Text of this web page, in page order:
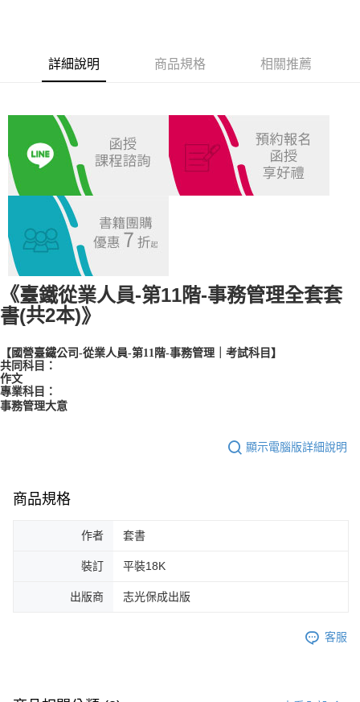
7-11取貨付款
付款後7-11取貨.
每筆NT$100，滿NT$1,000(含以上)免運費
宅配
每筆NT$100，滿NT$1,000(含以上)免運費
外島郵寄
每筆NT$100，滿NT$1,000(含以上)免運費
詳細說明 商品規格 相關推薦
《臺鐵從業人員-第11階-事務管理全套套
書(共2本)》
【國營臺鐵公司-從業人員-第11階-事務管理｜考試科目】
共同科目：
作文
專業科目：
事務管理大意
顯示電腦版詳細說明
商品規格
作者 套書
裝訂 平裝18K
出版商 志光保成出版
客服